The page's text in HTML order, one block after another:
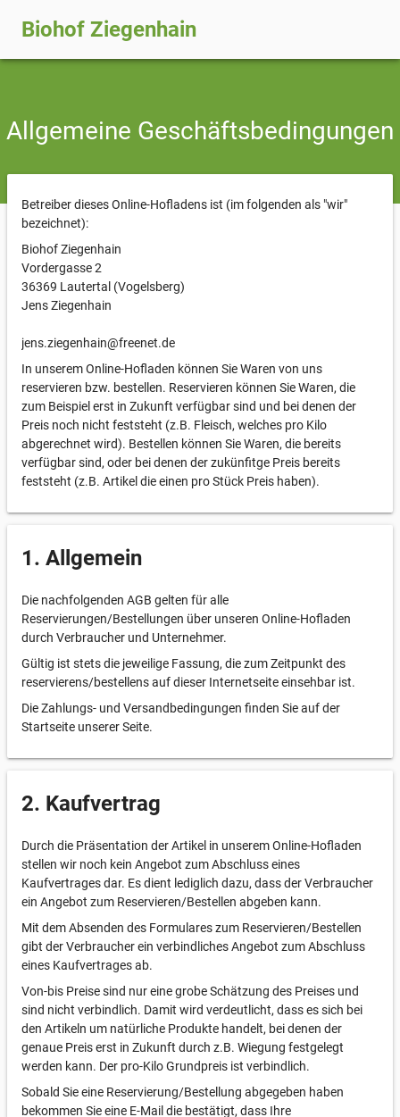
Biohof Ziegenhain
Allgemeine Geschäftsbedingungen
Betreiber dieses Online-Hofladens ist (im folgenden als "wir"
bezeichnet):
Biohof Ziegenhain
Vordergasse 2
36369 Lautertal (Vogelsberg)
Jens Ziegenhain
jens.ziegenhain@freenet.de
In unserem Online-Hofladen können Sie Waren von uns
reservieren bzw. bestellen. Reservieren können Sie Waren, die
zum Beispiel erst in Zukunft verfügbar sind und bei denen der
Preis noch nicht feststeht (z.B. Fleisch, welches pro Kilo
abgerechnet wird). Bestellen können Sie Waren, die bereits
verfügbar sind, oder bei denen der zukünfitge Preis bereits
feststeht (z.B. Artikel die einen pro Stück Preis haben).
1. Allgemein
Die nachfolgenden AGB gelten für alle
Reservierungen/Bestellungen über unseren Online-Hofladen
durch Verbraucher und Unternehmer.
Gültig ist stets die jeweilige Fassung, die zum Zeitpunkt des
reservierens/bestellens auf dieser Internetseite einsehbar ist.
Die Zahlungs- und Versandbedingungen finden Sie auf der
Startseite unserer Seite.
2. Kaufvertrag
Durch die Präsentation der Artikel in unserem Online-Hofladen
stellen wir noch kein Angebot zum Abschluss eines
Kaufvertrages dar. Es dient lediglich dazu, dass der Verbraucher
ein Angebot zum Reservieren/Bestellen abgeben kann.
Mit dem Absenden des Formulares zum Reservieren/Bestellen
gibt der Verbraucher ein verbindliches Angebot zum Abschluss
eines Kaufvertrages ab.
Von-bis Preise sind nur eine grobe Schätzung des Preises und
sind nicht verbindlich. Damit wird verdeutlicht, dass es sich bei
den Artikeln um natürliche Produkte handelt, bei denen der
genaue Preis erst in Zukunft durch z.B. Wiegung festgelegt
werden kann. Der pro-Kilo Grundpreis ist verbindlich.
Sobald Sie eine Reservierung/Bestellung abgegeben haben
bekommen Sie eine E-Mail die bestätigt, dass Ihre